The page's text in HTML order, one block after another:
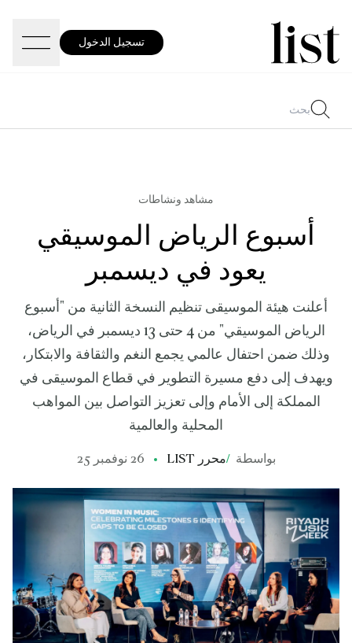
تسجيل الدخول
مشاهد ونشاطات
أسبوع الرياض الموسيقي
يعود في ديسمبر
أعلنت هيئة الموسيقى تنظيم النسخة الثانية من "أسبوع
الرياض الموسيقي" من 4 حتى 13 ديسمبر في الرياض،
وذلك ضمن احتفال عالمي يجمع النغم والثقافة والابتكار،
ويهدف إلى دفع مسيرة التطوير في قطاع الموسيقى في
المملكة إلى الأمام وإلى تعزيز التواصل بين المواهب
المحلية والعالمية
بواسطة /محرر LIST 26 نوفمبر 25